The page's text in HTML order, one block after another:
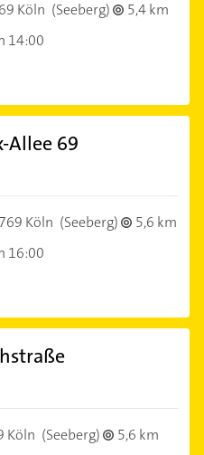
Köln (Seeberg)
5,4 km
14:00
Allee 69
Köln (Seeberg)
5,6 km
16:00
Köln (Seeberg)
5,6 km